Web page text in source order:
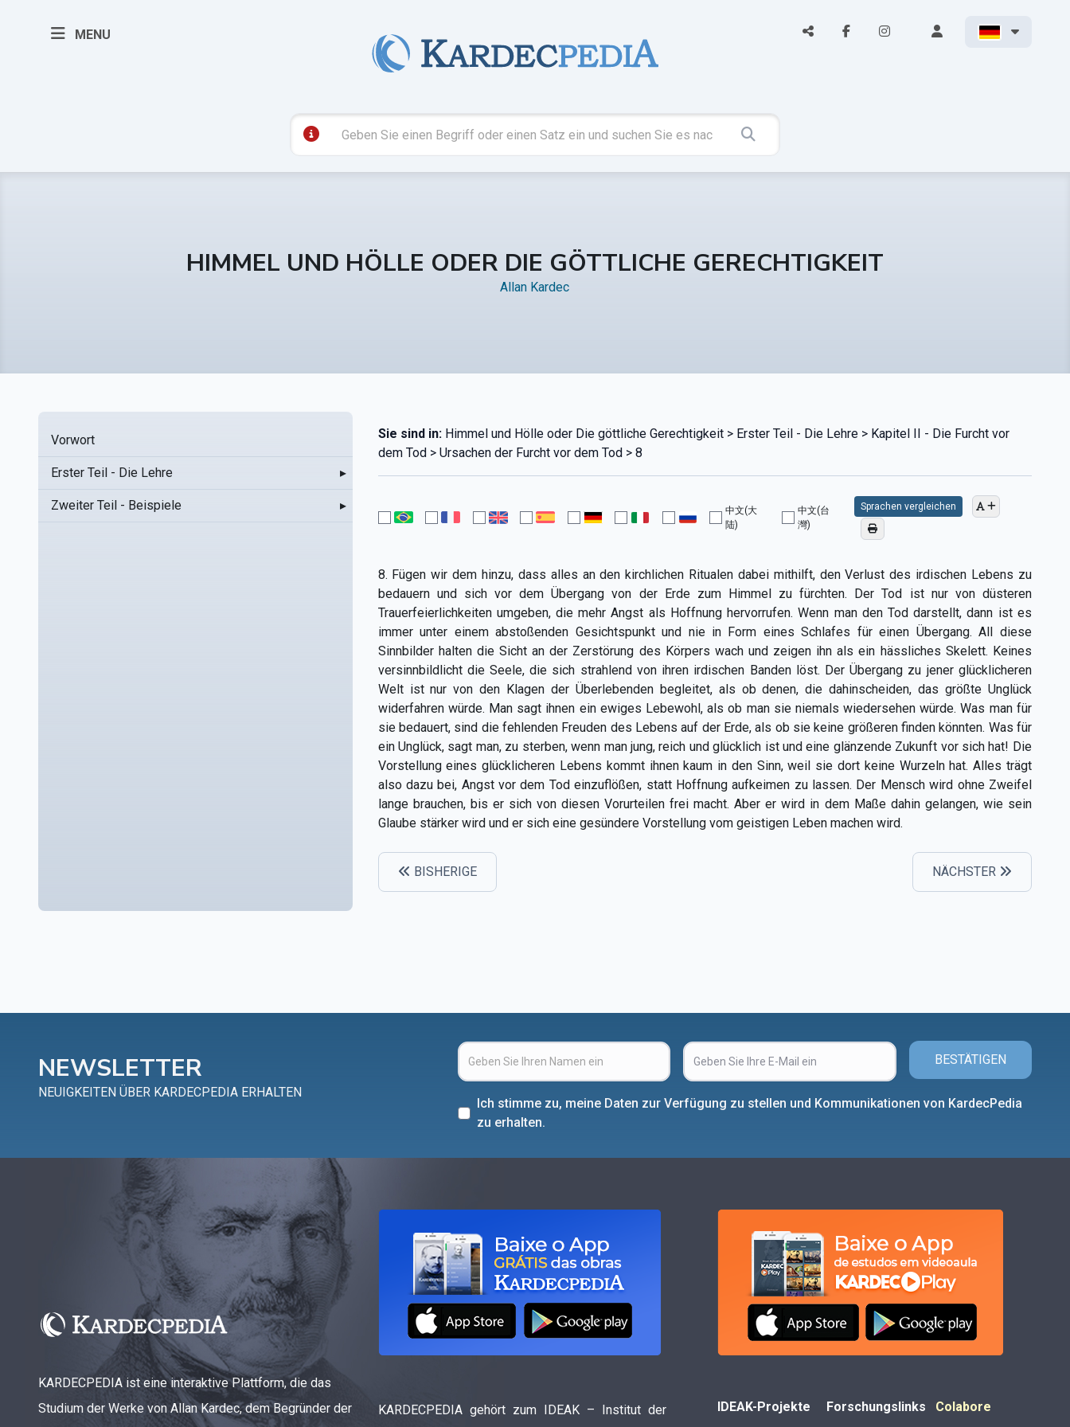
MENU
HIMMEL UND HÖLLE ODER DIE GÖTTLICHE GERECHTIGKEIT
Allan Kardec
Vorwort
Erster Teil - Die Lehre ▸
Zweiter Teil - Beispiele ▸
Sie sind in:Himmel und Hölle oder Die göttliche Gerechtigkeit > Erster Teil - Die Lehre > Kapitel II - Die Furcht vor
dem Tod > Ursachen der Furcht vor dem Tod > 8
中文(大
陆)
中文(台
灣)
Sprachen vergleichen
8. Fügen wir dem hinzu, dass alles an den kirchlichen Ritualen dabei mithilft, den Verlust des irdischen Lebens zu
bedauern und sich vor dem Übergang von der Erde zum Himmel zu fürchten. Der Tod ist nur von düsteren
Trauerfeierlichkeiten umgeben, die mehr Angst als Hoffnung hervorrufen. Wenn man den Tod darstellt, dann ist es
immer unter einem abstoßenden Gesichtspunkt und nie in Form eines Schlafes für einen Übergang. All diese
Sinnbilder halten die Sicht an der Zerstörung des Körpers wach und zeigen ihn als ein hässliches Skelett. Keines
versinnbildlicht die Seele, die sich strahlend von ihren irdischen Banden löst. Der Übergang zu jener glücklicheren
Welt ist nur von den Klagen der Überlebenden begleitet, als ob denen, die dahinscheiden, das größte Unglück
widerfahren würde. Man sagt ihnen ein ewiges Lebewohl, als ob man sie niemals wiedersehen würde. Was man für
sie bedauert, sind die fehlenden Freuden des Lebens auf der Erde, als ob sie keine größeren finden könnten. Was für
ein Unglück, sagt man, zu sterben, wenn man jung, reich und glücklich ist und eine glänzende Zukunft vor sich hat! Die
Vorstellung eines glücklicheren Lebens kommt ihnen kaum in den Sinn, weil sie dort keine Wurzeln hat. Alles trägt
also dazu bei, Angst vor dem Tod einzuflößen, statt Hoffnung aufkeimen zu lassen. Der Mensch wird ohne Zweifel
lange brauchen, bis er sich von diesen Vorurteilen frei macht. Aber er wird in dem Maße dahin gelangen, wie sein
Glaube stärker wird und er sich eine gesündere Vorstellung vom geistigen Leben machen wird.
BISHERIGE NÄCHSTER
NEWSLETTER
NEUIGKEITEN ÜBER KARDECPEDIA ERHALTEN
BESTÄTIGEN
Ich stimme zu, meine Daten zur Verfügung zu stellen und Kommunikationen von KardecPedia
zu erhalten.
KARDECPEDIA ist eine interaktive Plattform, die das
Studium der Werke von Allan Kardec, dem Begründer der
KARDECPEDIA gehört zum IDEAK – Institut der IDEAK-Projekte Forschungslinks
Colabore